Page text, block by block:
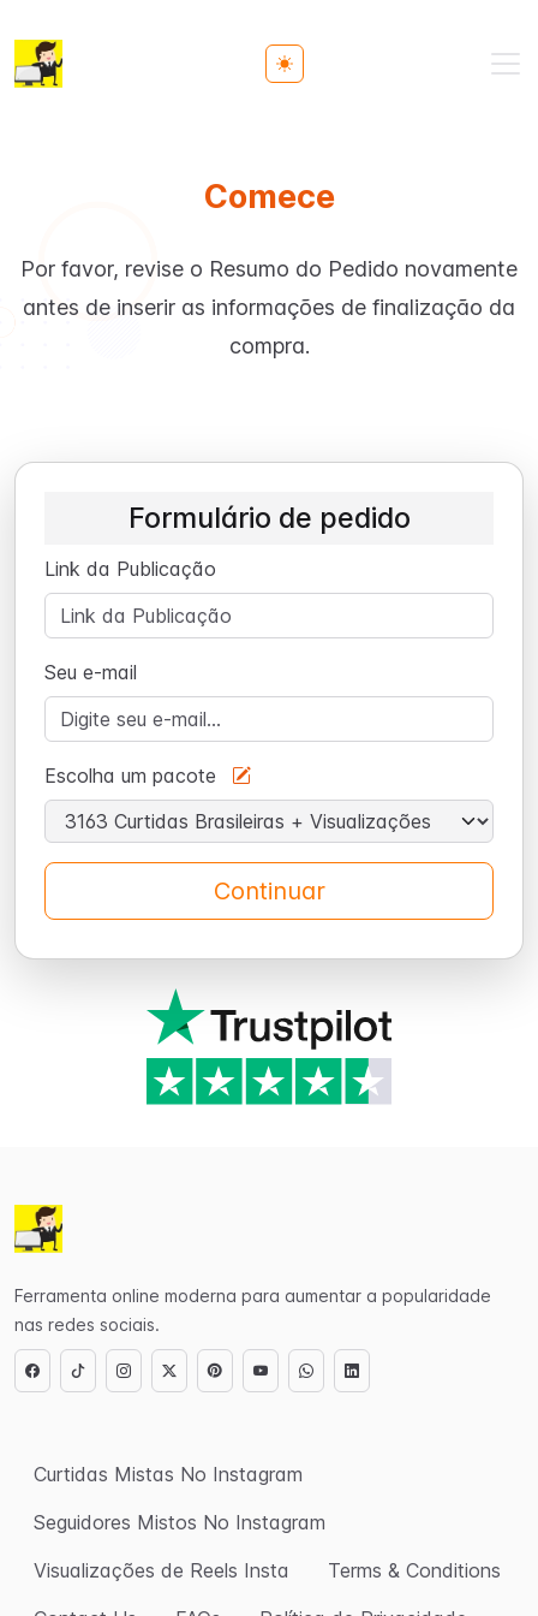
Toggle theme
Comece
Por favor, revise o Resumo do Pedido novamente
antes de inserir as informações de finalização da
compra.
Formulário de pedido
Link da Publicação
Seu e-mail
Escolha um pacote
Continuar
Ferramenta online moderna para aumentar a popularidade
nas redes sociais.
Curtidas Mistas No Instagram
Seguidores Mistos No Instagram
Visualizações de Reels Insta
Terms & Conditions